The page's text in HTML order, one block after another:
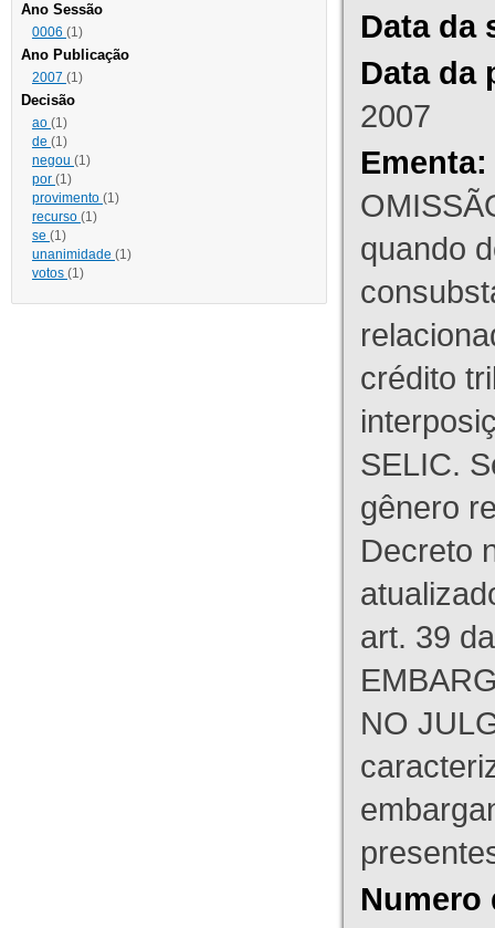
Ano Sessão
0006 (1)
Ano Publicação
2007 (1)
Decisão
ao (1)
de (1)
negou (1)
por (1)
provimento (1)
recurso (1)
se (1)
unanimidade (1)
votos (1)
Data da
Data da
2007
Ementa:
quando
crédito
SELIC.
gênero
Decreto
art. 39
NO
Numero